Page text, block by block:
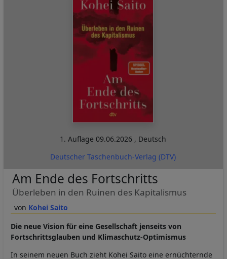
1. Auflage09.06.2026 , Deutsch
Deutscher Taschenbuch-Verlag (DTV)
Kohei Saito
Am Ende des Fortschritts
Überleben in den Ruinen des Kapitalismus
Die neue Vision für eine Gesellschaft jenseits von
Fortschrittsglauben und Klimaschutz-Optimismus
In seinem neuen Buch zieht Kohei Saito eine ernüchternde